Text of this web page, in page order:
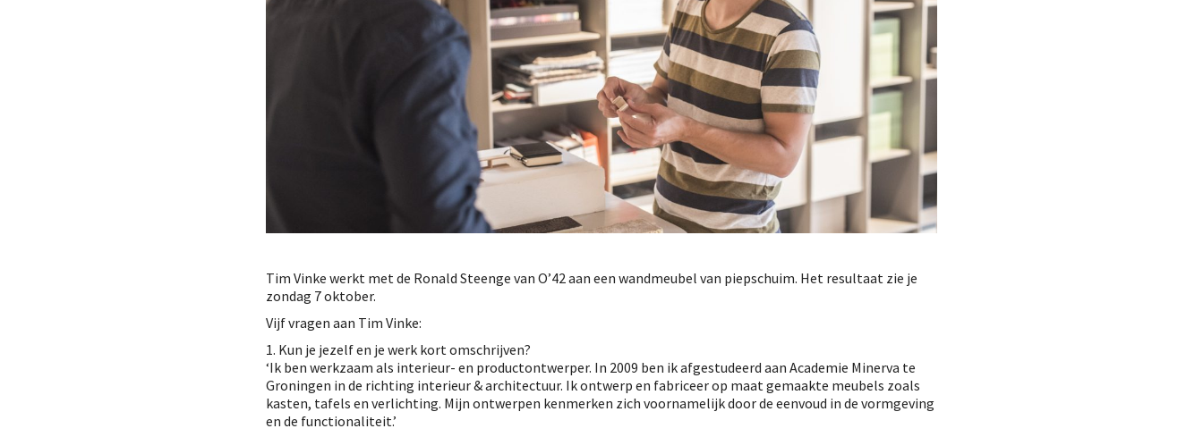
Tim Vinke werkt met de Ronald Steenge van O’42 aan een wandmeubel van piepschuim. Het resultaat zie je
zondag 7 oktober.
Vijf vragen aan Tim Vinke:
1. Kun je jezelf en je werk kort omschrijven?
‘Ik ben werkzaam als interieur- en productontwerper. In 2009 ben ik afgestudeerd aan Academie Minerva te
Groningen in de richting interieur & architectuur. Ik ontwerp en fabriceer op maat gemaakte meubels zoals
kasten, tafels en verlichting. Mijn ontwerpen kenmerken zich voornamelijk door de eenvoud in de vormgeving
en de functionaliteit.’